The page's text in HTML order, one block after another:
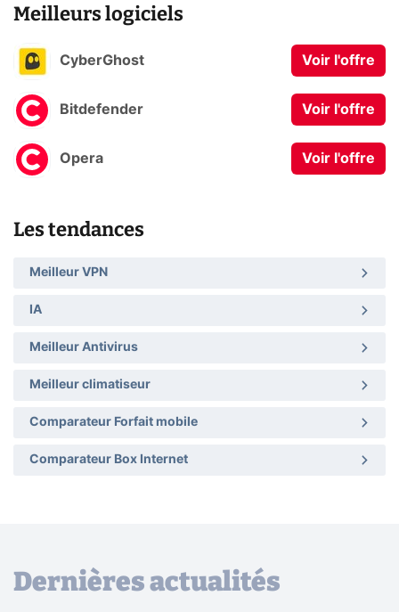
Meilleurs logiciels
CyberGhost Voir l'offre
Bitdefender Voir l'offre
Opera Voir l'offre
Les tendances
Meilleur VPN
IA
Meilleur Antivirus
Meilleur climatiseur
Comparateur Forfait mobile
Comparateur Box Internet
Dernières actualités